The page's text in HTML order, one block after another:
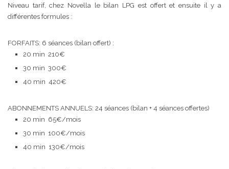
Niveau tarif, chez Novella le bilan LPG est offert et ensuite il y a
différentes formules :
FORFAITS: 6 séances (bilan offert) :
20 min 210€
30 min 300€
40 min 420€
ABONNEMENTS ANNUELS: 24 séances (bilan + 4 séances offertes)
20 min 65€/mois
30 min 100€/mois
40 min 130€/mois